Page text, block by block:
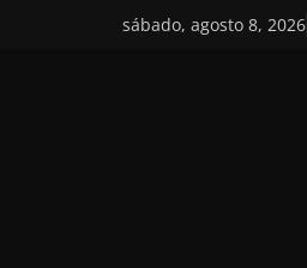
sábado, agosto 8, 2026